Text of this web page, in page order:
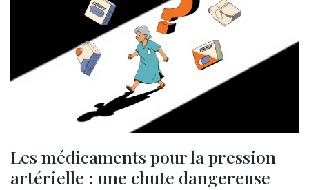
Les médicaments pour la pression
artérielle : une chute dangereuse